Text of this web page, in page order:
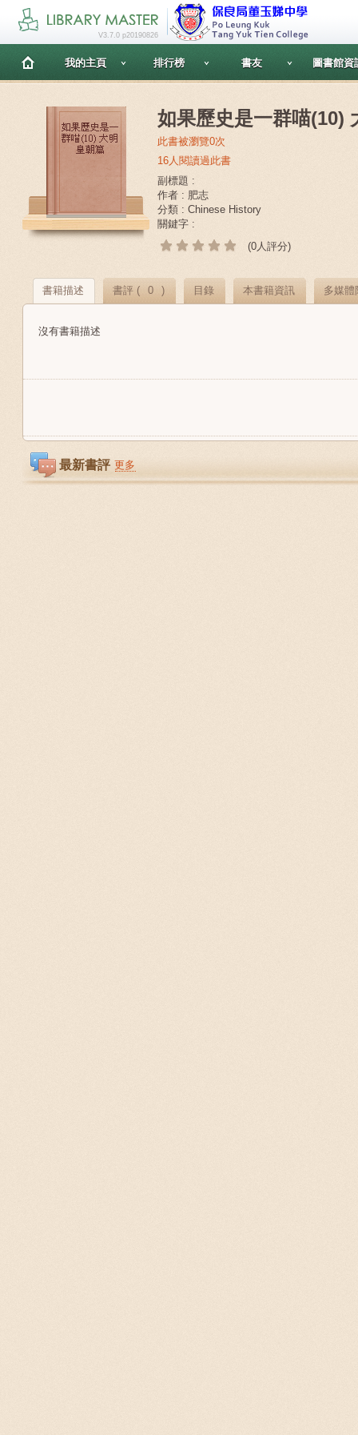
V3.7.0 p20190826
我的主頁 排行榜 書友 圖書館資
如果歷史是一群喵(10)
此書被瀏覽0次
16人閱讀過此書
副標題 :
作者 : 肥志
分類 : Chinese History
關鍵字 :
(0人評分)
書籍描述 書評 ( 0 ) 目錄 本書籍資訊 多媒體
沒有書籍描述
最新書評 更多